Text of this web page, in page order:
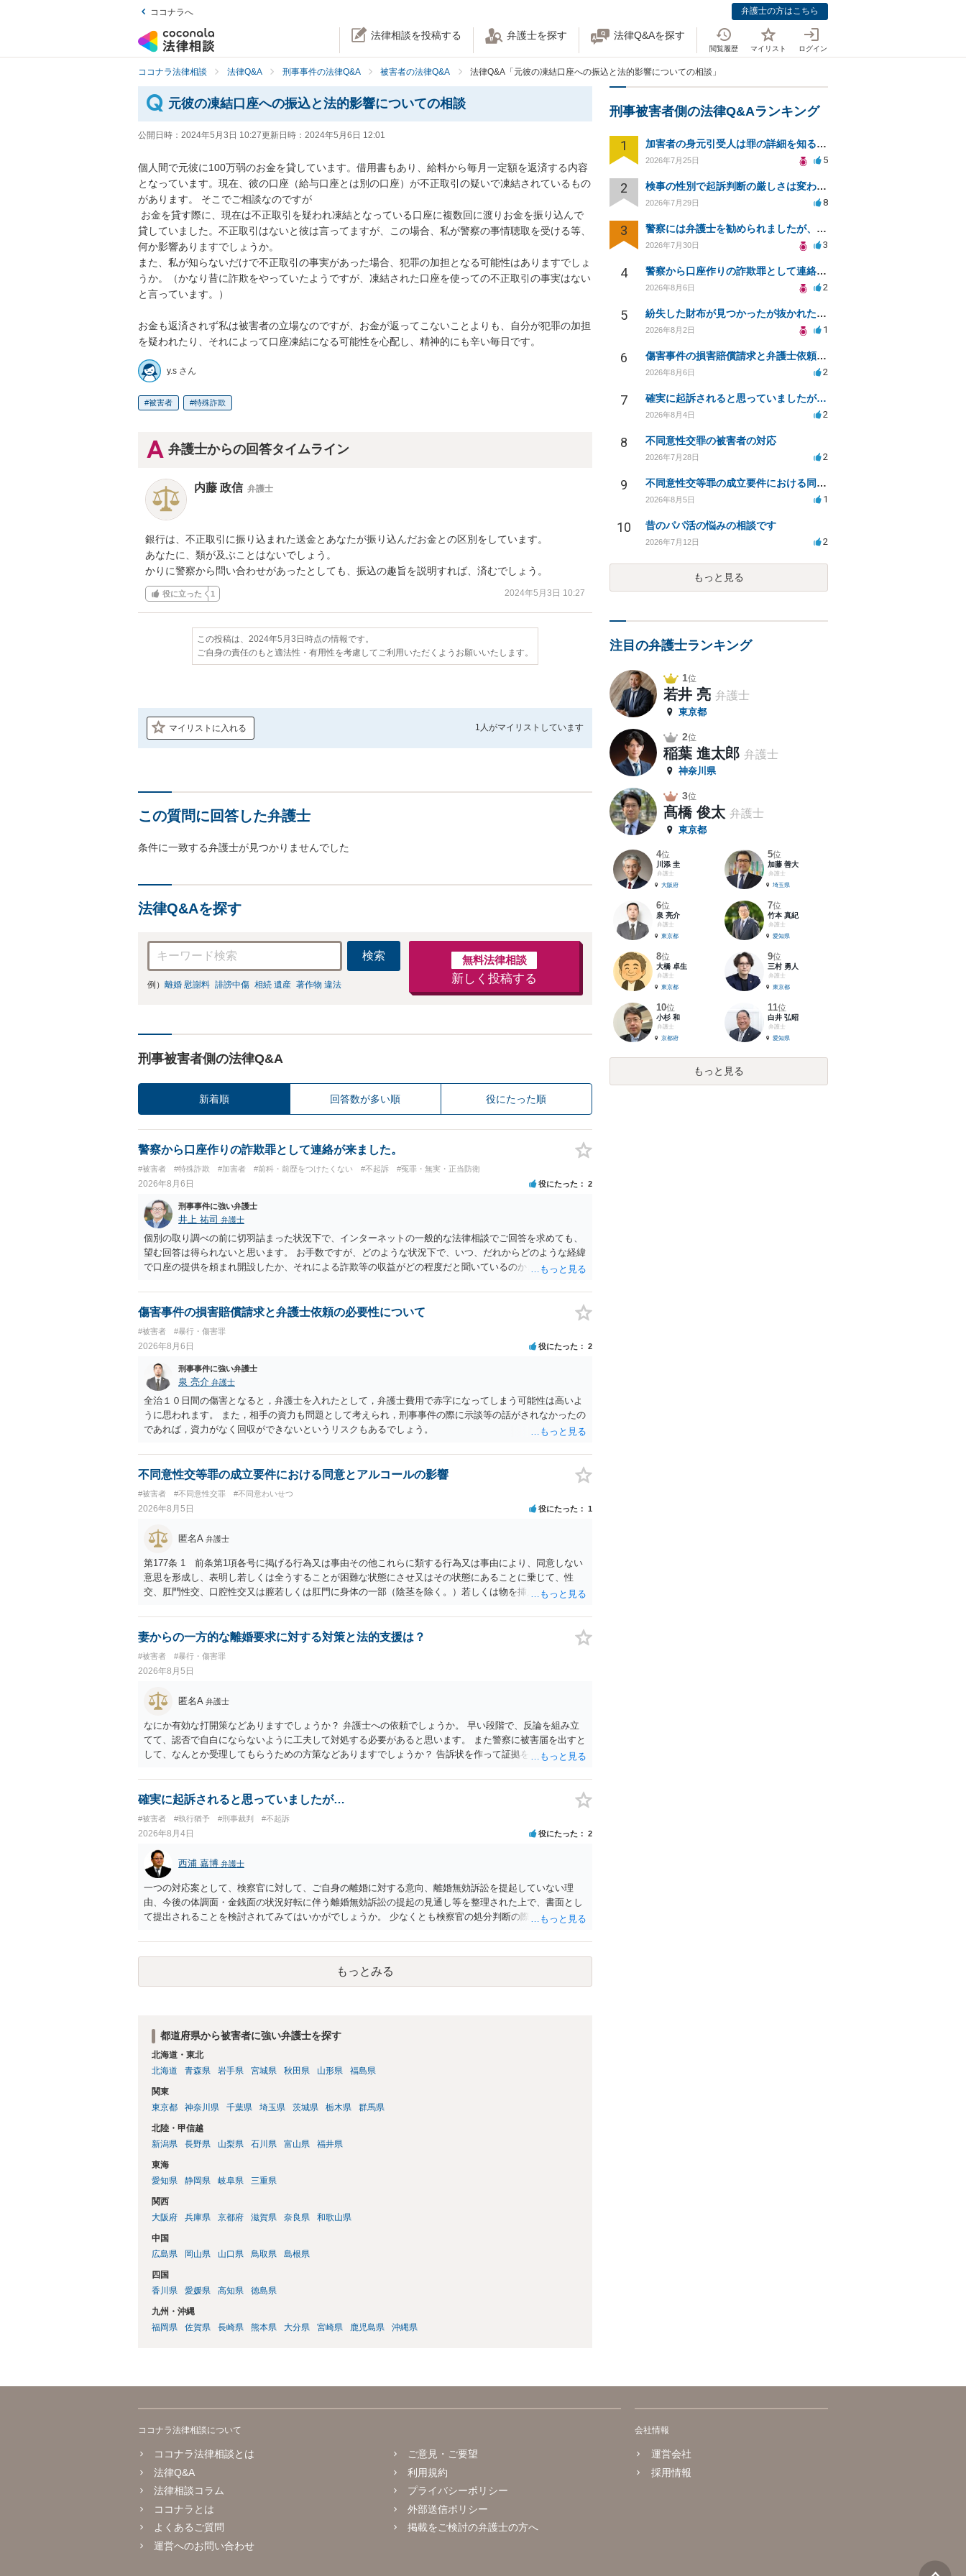
ココナラへ 弁護士の方はこちら
法律相談を投稿する 弁護士を探す 法律Q&Aを探す
閲覧履歴 マイリスト ログイン
ココナラ法律相談 法律Q&A 刑事事件の法律Q&A 被害者の法律Q&A 法律Q&A「元彼の凍結口座への振込と法的影響についての相談」
元彼の凍結口座への振込と法的影響についての相談
公開日時： 2024年5月3日 10:27更新日時： 2024年5月6日 12:01
個人間で元彼に100万弱のお金を貸しています。借用書もあり、給料から毎月一定額を返済する内容
となっています。現在、彼の口座（給与口座とは別の口座）が不正取引の疑いで凍結されているもの
があります。 そこでご相談なのですが
貸していました。不正取引はないと彼は言ってますが、この場合、私が警察の事情聴取を受ける等、
何か影響ありますでしょうか。
また、私が知らないだけで不正取引の事実があった場合、犯罪の加担となる可能性はありますでしょ
うか。（かなり昔に詐欺をやっていたようですが、凍結された口座を使っての不正取引の事実はない
と言っています。）
お金も返済されず私は被害者の立場なのですが、お金が返ってこないことよりも、自分が犯罪の加担
を疑われたり、それによって口座凍結になる可能性を心配し、精神的にも辛い毎日です。
y.s さん
被害者 特殊詐欺
弁護士からの回答タイムライン
内藤 政信 弁護士
銀行は、不正取引に振り込まれた送金とあなたが振り込んだお金との区別をしています。
あなたに、類が及ぶことはないでしょう。
かりに警察から問い合わせがあったとしても、振込の趣旨を説明すれば、済むでしょう。
役に立った 1 2024年5月3日 10:27
この投稿は、2024年5月3日時点の情報です。
ご自身の責任のもと適法性・有用性を考慮してご利用いただくようお願いいたします。
マイリストに入れる 1人がマイリストしています
この質問に回答した弁護士
条件に一致する弁護士が見つかりませんでした
法律Q&Aを探す
検索
例） 離婚 慰謝料 誹謗中傷 相続 遺産 著作物 違法
無料法律相談
新しく投稿する
刑事被害者側の法律Q&A
新着順 回答数が多い順 役にたった順
警察から口座作りの詐欺罪として連絡が来ました。
#被害者 #特殊詐欺 #加害者 #前科・前歴をつけたくない #不起訴 #冤罪・無実・正当防衛
2026年8月6日 役にたった 2
刑事事件に強い弁護士
井上 祐司 弁護士
個別の取り調べの前に切羽詰まった状況下で、インターネットの一般的な法律相談でご回答を求めても、
望む回答は得られないと思います。 お手数ですが、どのような状況下で、いつ、だれからどのような経緯
で口座の提供を頼まれ開設したか、それによる詐欺等の収益がどの程度だと聞いているのかということに
でいえば、任意取り調べの場合、ＩＣレコーダーを持参して取り調べ内容を録音することは必須だと考え
ます。
傷害事件の損害賠償請求と弁護士依頼の必要性について
#被害者 #暴行・傷害罪
2026年8月6日 役にたった 2
刑事事件に強い弁護士
泉 亮介 弁護士
全治１０日間の傷害となると，弁護士を入れたとして，弁護士費用で赤字になってしまう可能性は高いよ
うに思われます。 また，相手の資力も問題として考えられ，刑事事件の際に示談等の話がされなかったの
であれば，資力がなく回収ができないというリスクもあるでしょう。
不同意性交等罪の成立要件における同意とアルコールの影響
#被害者 #不同意性交罪 #不同意わいせつ
2026年8月5日 役にたった 1
匿名A 弁護士
第177条 1 前条第1項各号に掲げる行為又は事由その他これらに類する行為又は事由により、同意しない
意思を形成し、表明し若しくは全うすることが困難な状態にさせ又はその状態にあることに乗じて、性
交、肛門性交、口腔性交又は膣若しくは肛門に身体の一部（陰茎を除く。）若しくは物を挿入する行為で
係の有無にかかわらず、5年以上の有期拘禁刑に処する。 第176条 1次に掲げる行為又は事由その他これら
に類する行為又は事由により、同意しない意思を形成し、表明し若しくは全うすることが困難な状態にさ
上10年以下の拘禁刑に処する。 ③アルコール若しくは薬物を摂取させること又はそれらの影響があるこ
と。 以上の通りですから、アルコール摂取だけでなく、「同意しない意思を形成し、表明し若しくは全う
することが困難な状態」であることが必要です。
妻からの一方的な離婚要求に対する対策と法的支援は？
#被害者 #暴行・傷害罪
2026年8月5日
匿名A 弁護士
なにか有効な打開策などありますでしょうか？ 弁護士への依頼でしょうか。 早い段階で、反論を組み立
てて、認否で自白にならないように工夫して対処する必要があると思います。 また警察に被害届を出すと
して、なんとか受理してもらうための方策などありますでしょうか？ 告訴状を作って証拠をそろえて出す
確実に起訴されると思っていましたが…
#被害者 #執行猶予 #刑事裁判 #不起訴
2026年8月4日 役にたった 2
西浦 嘉博 弁護士
一つの対応案として、検察官に対して、ご自身の離婚に対する意向、離婚無効訴訟を提起していない理
由、今後の体調面・金銭面の状況好転に伴う離婚無効訴訟の提起の見通し等を整理された上で、書面とし
て提出されることを検討されてみてはいかがでしょうか。 少なくとも検察官の処分判断の際、相談者さん
合、最寄りの法律事務所での相談を検討ください
もっとみる
都道府県から被害者に強い弁護士を探す
北海道・東北
北海道
青森県 岩手県 宮城県 秋田県 山形県 福島県
関東
東京都
神奈川県 千葉県 埼玉県 茨城県 栃木県 群馬県
北陸・甲信越
新潟県
長野県 山梨県 石川県 富山県 福井県
東海
愛知県
静岡県 岐阜県 三重県
関西
大阪府
兵庫県 京都府 滋賀県 奈良県 和歌山県
中国
広島県
岡山県 山口県 鳥取県 島根県
四国
香川県
愛媛県 高知県 徳島県
九州・沖縄
福岡県
佐賀県 長崎県 熊本県 大分県 宮崎県 鹿児島県 沖縄県
刑事被害者側の法律Q&Aランキング
1 加害者の身元引受人は罪の詳細を知ることができるか？
2026年7月25日 5
2 検事の性別で起訴判断の厳しさは変わるのか知りたい
2026年7月29日 8
3 警察には弁護士を勧められましたが、費用対効果で依頼をすることを躊躇しています。
2026年7月30日 3
4 警察から口座作りの詐欺罪として連絡が来ました。
2026年8月6日 2
5 紛失した財布が見つかったが抜かれた現金について
2026年8月2日 1
6 傷害事件の損害賠償請求と弁護士依頼の必要性について
2026年8月6日 2
7 確実に起訴されると思っていましたが…
2026年8月4日 2
8 不同意性交罪の被害者の対応
2026年7月28日 2
9 不同意性交等罪の成立要件における同意とアルコールの影響
2026年8月5日 1
10 昔のパパ活の悩みの相談です
2026年7月12日 2
もっと見る
注目の弁護士ランキング
1位
若井 亮 弁護士
東京都
2位
稲葉 進太郎 弁護士
神奈川県
3位
髙橋 俊太 弁護士
東京都
4位
川添 圭
弁護士
大阪府
5位
加藤 善大
弁護士
埼玉県
6位
泉 亮介
弁護士
東京都
7位
竹本 真紀
弁護士
愛知県
8位
大橋 卓生
弁護士
東京都
9位
三村 勇人
弁護士
東京都
10位
小杉 和
弁護士
京都府
11位
白井 弘昭
弁護士
愛知県
もっと見る
ココナラ法律相談について
ココナラ法律相談とは
法律Q&A
法律相談コラム
ココナラとは
よくあるご質問
運営へのお問い合わせ
ご意見・ご要望
利用規約
プライバシーポリシー
外部送信ポリシー
掲載をご検討の弁護士の方へ
会社情報
運営会社
採用情報